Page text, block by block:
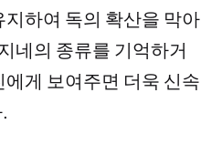
하여 독의 확산을 막아
네의 종류를 기억하거
게 보여주면 더욱 신속